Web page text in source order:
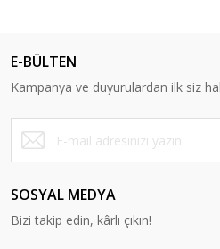
E-BÜLTEN
Kampanya ve duyurulardan ilk siz
SOSYAL MEDYA
Bizi takip edin, kârlı çıkın!